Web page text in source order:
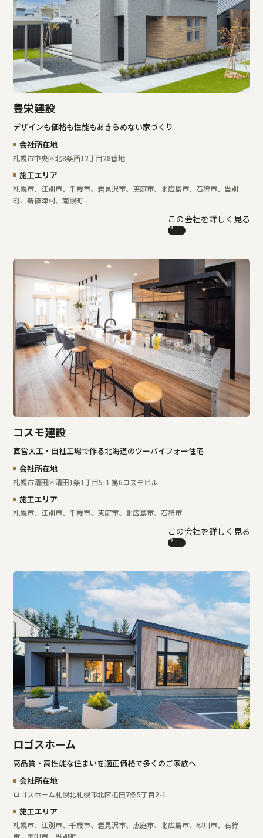
豊栄建設
デザインも価格も性能もあきらめない家づくり
会社所在地
札幌市中央区北8条西12丁目28番地
施工エリア
札幌市、江別市、千歳市、岩見沢市、恵庭市、北広島市、石狩市、当別
町、新篠津村、南幌町…
この会社を詳しく見る
コスモ建設
直営大工・自社工場で作る北海道のツーバイフォー住宅
会社所在地
札幌市清田区清田1条1丁目5-1 第6コスモビル
施工エリア
札幌市、江別市、千歳市、恵庭市、北広島市、石狩市
この会社を詳しく見る
ロゴスホーム
高品質・高性能な住まいを適正価格で多くのご家族へ
会社所在地
ロゴスホーム札幌北札幌市北区屯田7条5丁目2-1
施工エリア
札幌市、江別市、千歳市、岩見沢市、恵庭市、北広島市、砂川市、石狩